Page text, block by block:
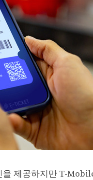
제공하지만 T-